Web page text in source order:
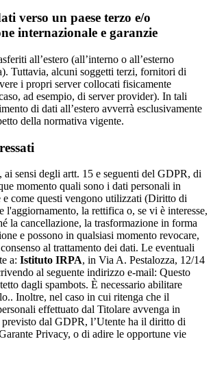
verso un paese terzo e/o
internazionale e garanzie
all’estero (all’interno o all’esterno
Tuttavia, alcuni soggetti terzi, fornitori di
i propri server collocati fisicamente
ad esempio, di server provider). In tali
di dati all’estero avverrà esclusivamente
della normativa vigente.
sensi degli artt. 15 e seguenti del GDPR, di
momento quali sono i dati personali in
e come questi vengono utilizzati (Diritto di
l'aggiornamento, la rettifica o, se vi è interesse,
la cancellazione, la trasformazione in forma
e possono in qualsiasi momento revocare,
al trattamento dei dati. Le eventuali
a: Istituto IRPA, in Via A. Pestalozza, 12/14
al seguente indirizzo e-mail: Questo
dagli spambots. È necessario abilitare
. Inoltre, nel caso in cui ritenga che il
effettuato dal Titolare avvenga in
dal GDPR, l’Utente ha il diritto di
Privacy, o di adire le opportune vie